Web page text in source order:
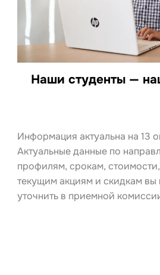
Наши студенты —
Информация актуальна на 13
Актуальные данные по
профилям, срокам,
текущим акциям и скидкам вы
уточнить в приемной